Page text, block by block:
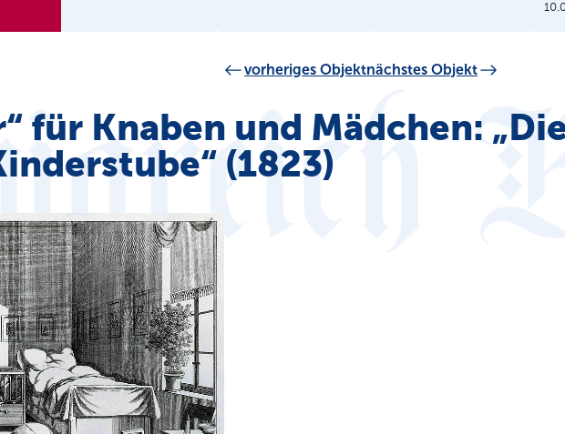
vorheriges Objektnächstes Objekt
für Knaben und Mädchen:
(1823)